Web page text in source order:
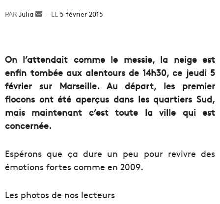
Julia
Envoyer5 février 2015
On l’attendait comme le messie, la neige est
enfin tombée aux alentours de 14h30, ce jeudi 5
février sur Marseille. Au départ, les premier
flocons ont été aperçus dans les quartiers Sud,
mais maintenant c’est toute la ville qui est
concernée.
Espérons que ça dure un peu pour revivre des
émotions fortes comme en 2009.
Les photos de nos lecteurs